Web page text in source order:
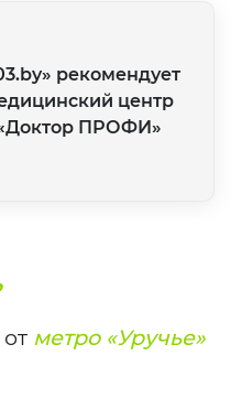
рекомендует
центр
ПРОФИ»
метро «Уручье»